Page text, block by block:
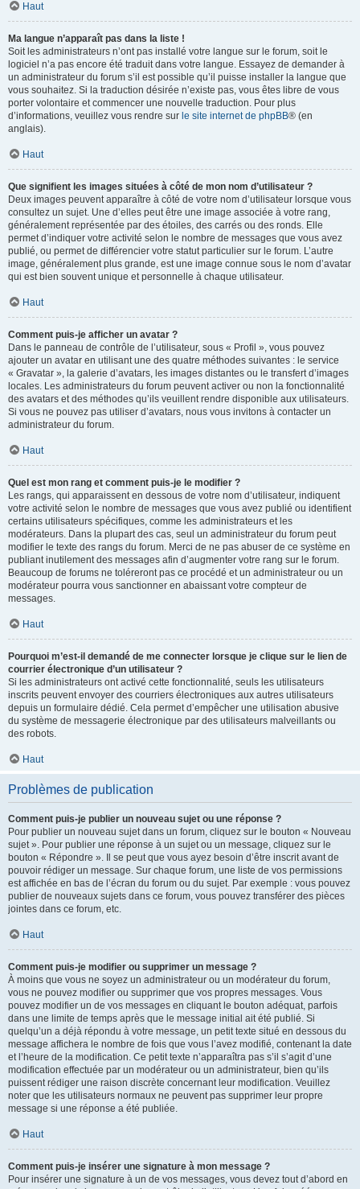
Haut
Ma langue n’apparaît pas dans la liste !
Soit les administrateurs n’ont pas installé votre langue sur le forum, soit le
logiciel n’a pas encore été traduit dans votre langue. Essayez de demander à
un administrateur du forum s’il est possible qu’il puisse installer la langue que
vous souhaitez. Si la traduction désirée n’existe pas, vous êtes libre de vous
porter volontaire et commencer une nouvelle traduction. Pour plus
d’informations, veuillez vous rendre sur le site internet de phpBB® (en
anglais).
Haut
Que signifient les images situées à côté de mon nom d’utilisateur ?
Deux images peuvent apparaître à côté de votre nom d’utilisateur lorsque vous
consultez un sujet. Une d’elles peut être une image associée à votre rang,
généralement représentée par des étoiles, des carrés ou des ronds. Elle
permet d’indiquer votre activité selon le nombre de messages que vous avez
publié, ou permet de différencier votre statut particulier sur le forum. L’autre
image, généralement plus grande, est une image connue sous le nom d’avatar
qui est bien souvent unique et personnelle à chaque utilisateur.
Haut
Comment puis-je afficher un avatar ?
Dans le panneau de contrôle de l’utilisateur, sous « Profil », vous pouvez
ajouter un avatar en utilisant une des quatre méthodes suivantes : le service
« Gravatar », la galerie d’avatars, les images distantes ou le transfert d’images
locales. Les administrateurs du forum peuvent activer ou non la fonctionnalité
des avatars et des méthodes qu’ils veuillent rendre disponible aux utilisateurs.
Si vous ne pouvez pas utiliser d’avatars, nous vous invitons à contacter un
administrateur du forum.
Haut
Quel est mon rang et comment puis-je le modifier ?
Les rangs, qui apparaissent en dessous de votre nom d’utilisateur, indiquent
votre activité selon le nombre de messages que vous avez publié ou identifient
certains utilisateurs spécifiques, comme les administrateurs et les
modérateurs. Dans la plupart des cas, seul un administrateur du forum peut
modifier le texte des rangs du forum. Merci de ne pas abuser de ce système en
publiant inutilement des messages afin d’augmenter votre rang sur le forum.
Beaucoup de forums ne toléreront pas ce procédé et un administrateur ou un
modérateur pourra vous sanctionner en abaissant votre compteur de
messages.
Haut
Pourquoi m’est-il demandé de me connecter lorsque je clique sur le lien de
courrier électronique d’un utilisateur ?
Si les administrateurs ont activé cette fonctionnalité, seuls les utilisateurs
inscrits peuvent envoyer des courriers électroniques aux autres utilisateurs
depuis un formulaire dédié. Cela permet d’empêcher une utilisation abusive
du système de messagerie électronique par des utilisateurs malveillants ou
des robots.
Haut
Problèmes de publication
Comment puis-je publier un nouveau sujet ou une réponse ?
Pour publier un nouveau sujet dans un forum, cliquez sur le bouton « Nouveau
sujet ». Pour publier une réponse à un sujet ou un message, cliquez sur le
bouton « Répondre ». Il se peut que vous ayez besoin d’être inscrit avant de
pouvoir rédiger un message. Sur chaque forum, une liste de vos permissions
est affichée en bas de l’écran du forum ou du sujet. Par exemple : vous pouvez
publier de nouveaux sujets dans ce forum, vous pouvez transférer des pièces
jointes dans ce forum, etc.
Haut
Comment puis-je modifier ou supprimer un message ?
À moins que vous ne soyez un administrateur ou un modérateur du forum,
vous ne pouvez modifier ou supprimer que vos propres messages. Vous
pouvez modifier un de vos messages en cliquant le bouton adéquat, parfois
dans une limite de temps après que le message initial ait été publié. Si
quelqu’un a déjà répondu à votre message, un petit texte situé en dessous du
message affichera le nombre de fois que vous l’avez modifié, contenant la date
et l’heure de la modification. Ce petit texte n’apparaîtra pas s’il s’agit d’une
modification effectuée par un modérateur ou un administrateur, bien qu’ils
puissent rédiger une raison discrète concernant leur modification. Veuillez
noter que les utilisateurs normaux ne peuvent pas supprimer leur propre
message si une réponse a été publiée.
Haut
Comment puis-je insérer une signature à mon message ?
Pour insérer une signature à un de vos messages, vous devez tout d’abord en